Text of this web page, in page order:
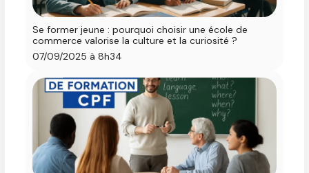
Se former jeune : pourquoi choisir une école de
commerce valorise la culture et la curiosité ?
07/09/2025 à 8h34